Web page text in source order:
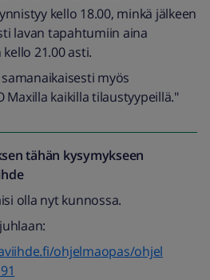
kello 18.00, minkä jälkeen
lavan tapahtumiin aina
21.00 asti.
myös
kaikilla tilaustyypeillä."
tähän kysymykseen
olla nyt kunnossa.
ohjelmaopas/ohjel